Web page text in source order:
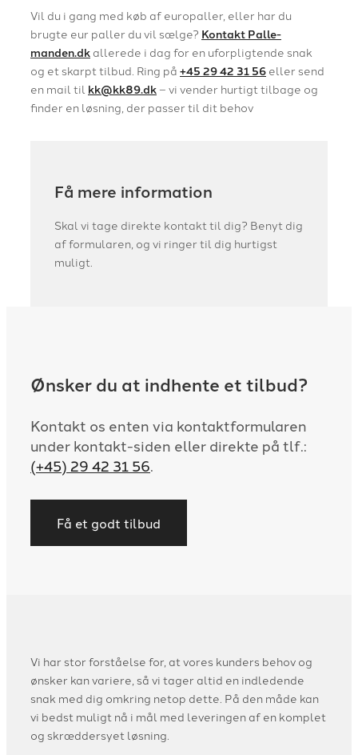
Vil du i gang med køb af europaller, eller har du
brugte eur paller du vil sælge? Kontakt Palle-
manden.dk allerede i dag for en uforpligtende snak
og et skarpt tilbud. Ring på +45 29 42 31 56 eller send
en mail til kk@kk89.dk – vi vender hurtigt tilbage og
finder en løsning, der passer til dit behov
Få mere information
Skal vi tage direkte kontakt til dig? Benyt dig
af formularen, og vi ringer til dig hurtigst
muligt.
Ønsker du at indhente et tilbud?
Kontakt os enten via kontaktformularen
under kontakt-siden eller direkte på tlf.:
(+45) 29 42 31 56.
Få et godt tilbud
Vi har stor forståelse for, at vores kunders behov og
ønsker kan variere, så vi tager altid en indledende
snak med dig omkring netop dette. På den måde kan
vi bedst muligt nå i mål med leveringen af en komplet
og skræddersyet løsning.